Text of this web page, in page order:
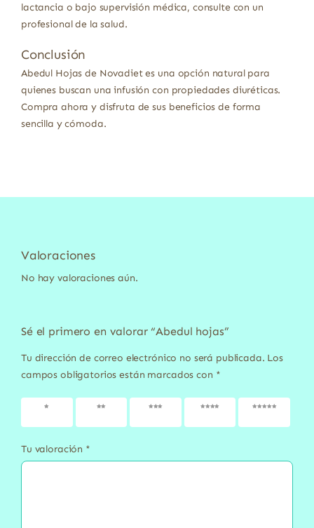
lactancia o bajo supervisión médica, consulte con un
profesional de la salud.
Conclusión
Abedul Hojas de Novadiet es una opción natural para
quienes buscan una infusión con propiedades diuréticas.
Compra ahora y disfruta de sus beneficios de forma
sencilla y cómoda.
Valoraciones
No hay valoraciones aún.
Sé el primero en valorar “Abedul hojas”
Tu dirección de correo electrónico no será publicada. Los
campos obligatorios están marcados con *
1 de 5
2 de 5
3 de 5
4 de 5
5 de 5
Tu valoración *